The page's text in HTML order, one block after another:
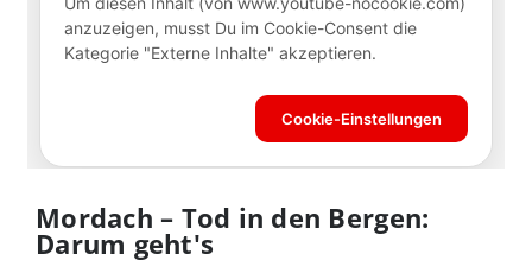
Mordach – Tod in den Bergen:
Darum geht's